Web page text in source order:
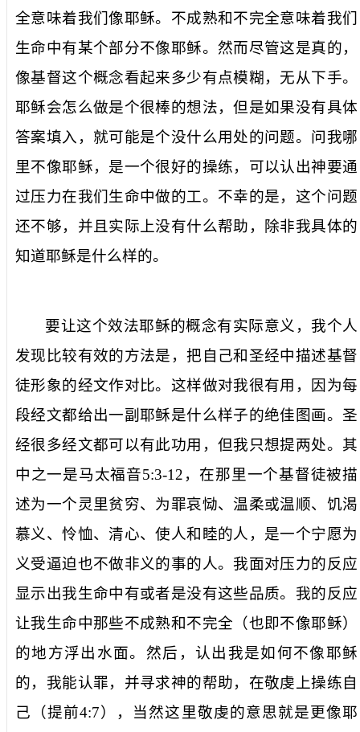
全意味着我们像耶稣。不成熟和不完全意味着我们
生命中有某个部分不像耶稣。然而尽管这是真的，
像基督这个概念看起来多少有点模糊，无从下手。
耶稣会怎么做是个很棒的想法，但是如果没有具体
答案填入，就可能是个没什么用处的问题。问我哪
里不像耶稣，是一个很好的操练，可以认出神要通
过压力在我们生命中做的工。不幸的是，这个问题
还不够，并且实际上没有什么帮助，除非我具体的
知道耶稣是什么样的。
要让这个效法耶稣的概念有实际意义，我个人
发现比较有效的方法是，把自己和圣经中描述基督
徒形象的经文作对比。这样做对我很有用，因为每
段经文都给出一副耶稣是什么样子的绝佳图画。圣
经很多经文都可以有此功用，但我只想提两处。其
中之一是马太福音5:3-12 ，在那里一个基督徒被描
述为一个灵里贫穷、为罪哀恸、温柔或温顺、饥渴
慕义、怜恤、清心、使人和睦的人，是一个宁愿为
义受逼迫也不做非义的事的人。我面对压力的反应
显示出我生命中有或者是没有这些品质。我的反应
让我生命中那些不成熟和不完全（也即不像耶稣）
的地方浮出水面。然后，认出我是如何不像耶稣
的，我能认罪，并寻求神的帮助，在敬虔上操练自
己（提前4:7），当然这里敬虔的意思就是更像耶